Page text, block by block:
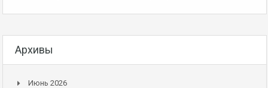
Архивы
Июнь 2026